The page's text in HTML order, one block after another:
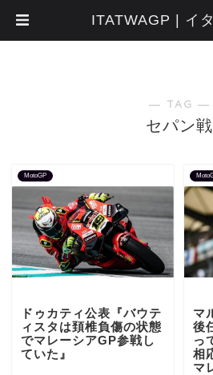
― TAG ―
セパン戦
MotoGP
ドゥカティ公表『バウテ
ィスタは頚椎負傷の状態
でマレーシアGP参戦し
ていた』
マ
後
っ
相
マ
ITATWAGP | イ